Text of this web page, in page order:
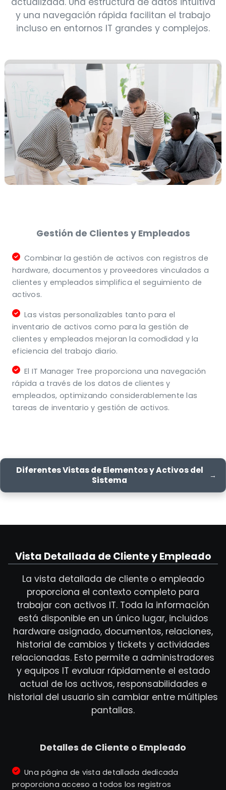
y una navegación rápida facilitan el trabajo
incluso en entornos IT grandes y complejos.
Gestión de Clientes y Empleados
Combinar la gestión de activos con registros de
hardware, documentos y proveedores vinculados a
clientes y empleados simplifica el seguimiento de
activos.
Las vistas personalizables tanto para el
inventario de activos como para la gestión de
clientes y empleados mejoran la comodidad y la
eficiencia del trabajo diario.
El IT Manager Tree proporciona una navegación
rápida a través de los datos de clientes y
empleados, optimizando considerablemente las
tareas de inventario y gestión de activos.
Diferentes Vistas de Elementos y Activos del
Sistema
Vista Detallada de Cliente y Empleado
La vista detallada de cliente o empleado
proporciona el contexto completo para
trabajar con activos IT. Toda la información
está disponible en un único lugar, incluidos
hardware asignado, documentos, relaciones,
historial de cambios y tickets y actividades
relacionadas. Esto permite a administradores
y equipos IT evaluar rápidamente el estado
actual de los activos, responsabilidades e
historial del usuario sin cambiar entre múltiples
pantallas.
Detalles de Cliente o Empleado
Una página de vista detallada dedicada
proporciona acceso a todos los registros